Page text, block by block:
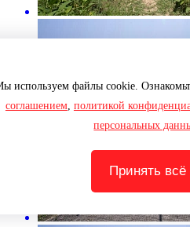
используем файлы cookie.
соглашением, политикой
персональных
Принять всё